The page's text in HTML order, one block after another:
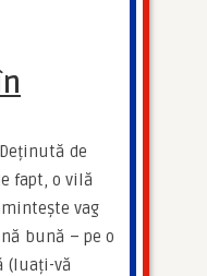
Deținută de
fapt, o vilă
vag
bună – pe o
(luați-vă